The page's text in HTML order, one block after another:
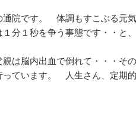
通院です。 体調もすこぶる元
分１秒を争う事態です・・
親は脳内出血で倒れて・・・
っています。 人生さん、定期